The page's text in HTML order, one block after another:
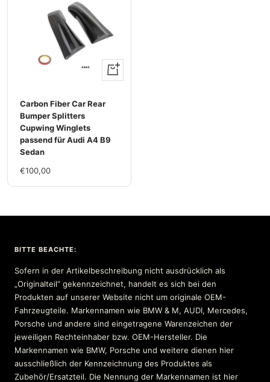
+
Hinzufügen
Carbon Fiber Car Rear
Bumper Splitters
Cupwing Winglets
passend für Audi A4 B9
Sedan
Im
€100,00
BITTE BEACHTE:
Sofern in der Artikelbeschreibung nicht ausdrücklich als
„Originalteil“ gekennzeichnet, handelt es sich bei den
Produkten auf unserer Website nicht um originale OEM-
Fahrzeugteile. Markennamen wie BMW & M, AUDI, Mercedes,
Porsche und andere sind eingetragene Warenzeichen der
jeweiligen Rechteinhaber bzw. OEM-Hersteller. Die
Markennamen wie BMW, Porsche und weitere dienen hier
ausschließlich der Kennzeichnung des Produktes als
Zubehör/Ersatzteil. Die Nennung der Markennamen ist hier